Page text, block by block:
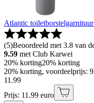
Atlantic
(5)Beoordeeld met 3.8 van
9.59 met Club Karwei
20% korting20% korting
20% korting, voordeelprijs:
11.99
Prijs: 11.99 euro